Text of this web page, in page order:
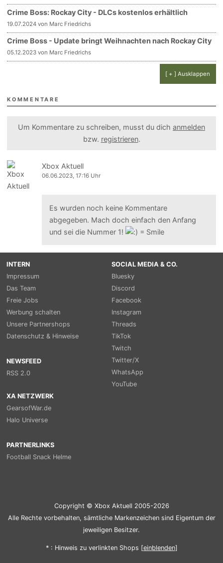
Crime Boss: Rockay City - DLCs kostenlos erhältlich
19.07.2024 von Marc Friedrichs
Crime Boss - Update bringt Weihnachten nach Rockay City
05.12.2023 von Marc Friedrichs
[ + ] Ausklappen
KOMMENTARE
Um Kommentare zu schreiben, musst du dich anmelden
bzw. registrieren.
Xbox Aktuell
06.06.2023, 17:16 Uhr
Es wurden noch keine Kommentare
abgegeben. Mach doch einfach den Anfang
und sei die Nummer 1!
INTERN
Impressum
Das Team
Freie Jobs
Werbung schalten
Unsere Partnershops
Datenschutz & Hinweise
NEWSFEED
RSS 2.0
SOCIAL MEDIA & CO.
Bluesky
Discord
Facebook
Instagram
Threads
TikTok
Twitch
Twitter/X
WhatsApp
YouTube
XA NETZWERK
GearsofWar.de
Halo Universe
PARTNERLINKS
Football Snack Helme
Copyright © Xbox Aktuell 2005-2026
Alle Rechte vorbehalten, sämtliche Markenzeichen sind Eigentum der
jeweiligen Besitzer.
* : Hinweis zu verlinkten Shops [einblenden]